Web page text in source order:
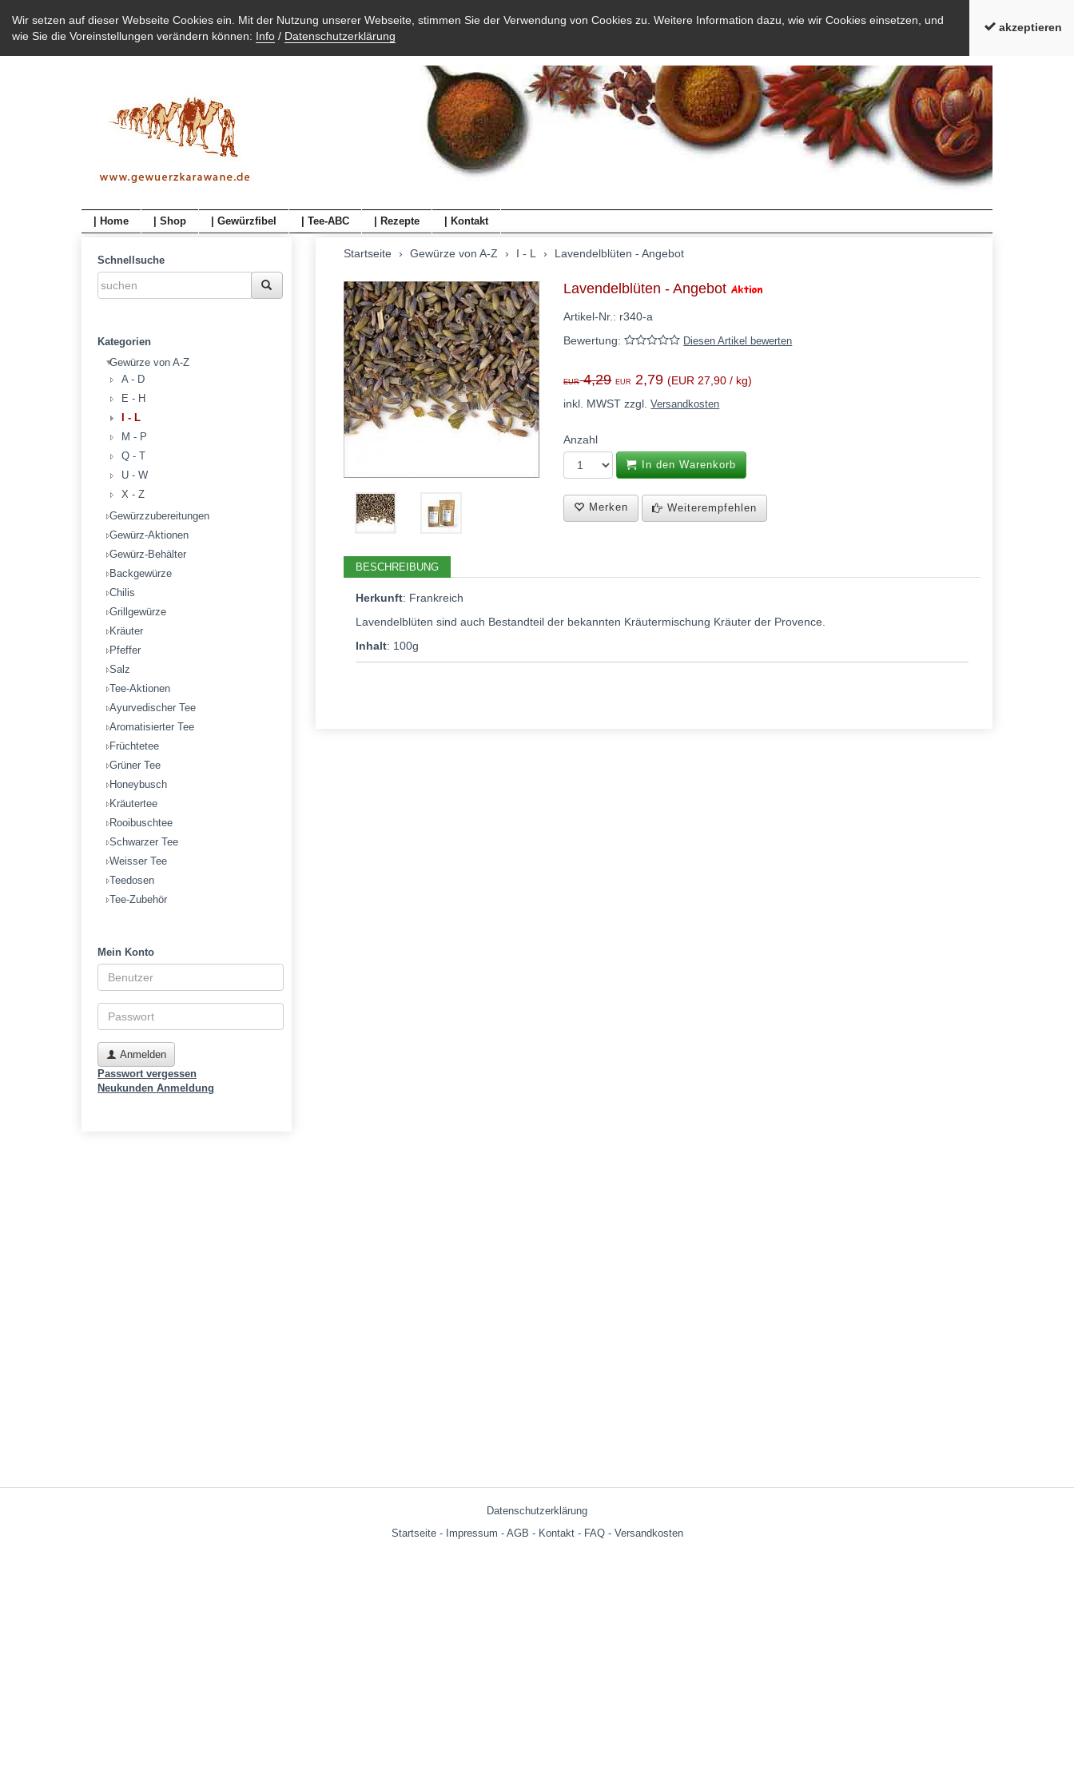
Wir setzen auf dieser Webseite Cookies ein. Mit der Nutzung unserer Webseite, stimmen Sie der Verwendung von Cookies zu. Weitere Information dazu, wie wir Cookies einsetzen, und
wie Sie die Voreinstellungen verändern können: Info / Datenschutzerklärung
akzeptieren
| Home | Shop | Gewürzfibel | Tee-ABC | Rezepte | Kontakt
Startseite Gewürze von A-Z I - L Lavendelblüten - Angebot
Lavendelblüten - Angebot
Artikel-Nr.: r340-a
Bewertung:
Diesen Artikel bewerten
EUR4,29 EUR 2,79(EUR 27,90 / kg)
inkl. MWST zzgl.Versandkosten
Anzahl
In den Warenkorb
Merken Weiterempfehlen
BESCHREIBUNG
Herkunft: Frankreich
Lavendelblüten sind auch Bestandteil der bekannten Kräutermischung Kräuter der Provence.
Inhalt: 100g
Schnellsuche
Kategorien
Gewürze von A-Z
A - D
E - H
I - L
M - P
Q - T
U - W
X - Z
Gewürzzubereitungen
Gewürz-Aktionen
Gewürz-Behälter
Backgewürze
Chilis
Grillgewürze
Kräuter
Pfeffer
Salz
Tee-Aktionen
Ayurvedischer Tee
Aromatisierter Tee
Früchtetee
Grüner Tee
Honeybusch
Kräutertee
Rooibuschtee
Schwarzer Tee
Weisser Tee
Teedosen
Tee-Zubehör
Mein Konto
Anmelden
Passwort vergessen
Neukunden Anmeldung
Datenschutzerklärung
Startseite- Impressum - AGB - Kontakt- FAQ- Versandkosten